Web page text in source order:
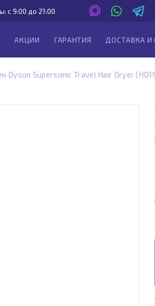
с 9:00 до 21:00
АКЦИИ ГАРАНТИЯ ДОСТАВКА И
Dyson Supersonic Travel Hair Dryer